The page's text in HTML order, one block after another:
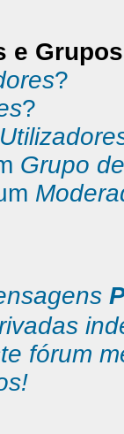
e Grupos
?
?
Grupo
fórum